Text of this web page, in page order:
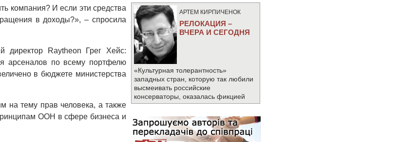
компания? И если эти средства
в доходы?», – спросила
директор Raytheon Грег Хейс:
арсеналов по всему портфелю
в бюджете министерства
на тему прав человека, а также
ООН в сфере бизнеса и
АРТЕМ КИРПИЧЕНОК
РЕЛОКАЦИЯ –
ВЧЕРА И СЕГОДНЯ
«Культурная толерантность»
западных стран, которую так любили
высмеивать российские
консерваторы, оказалась фикцией